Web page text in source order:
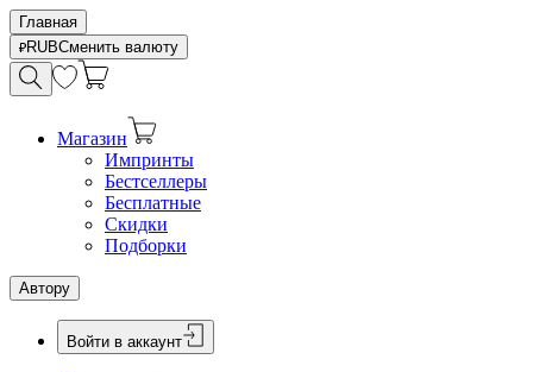
Главная
RUBСменить валюту
Магазин
Импринты
Бестселлеры
Бесплатные
Скидки
Подборки
Автору
Войти в аккаунт